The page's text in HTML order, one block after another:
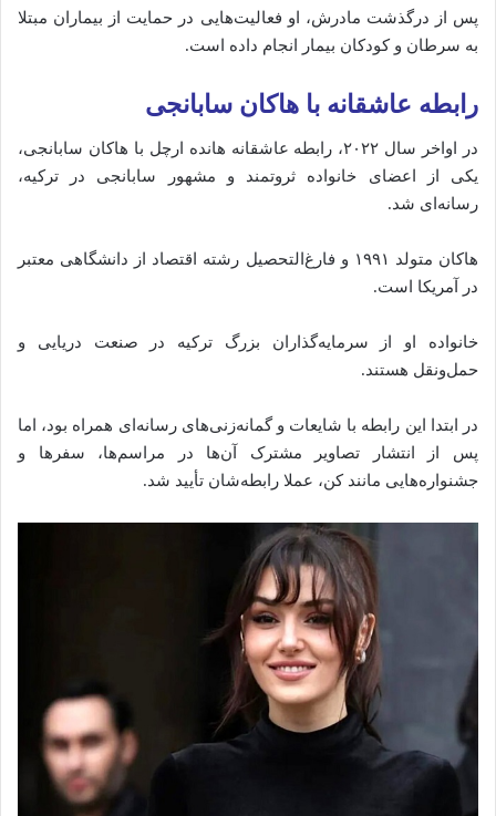
پس از درگذشت مادرش، او فعالیت‌هایی در حمایت از بیماران مبتلا
به سرطان و کودکان بیمار انجام داده است.
رابطه عاشقانه با هاکان سابانجی
در اواخر سال ۲۰۲۲، رابطه عاشقانه هانده ارچل با هاکان سابانجی،
یکی از اعضای خانواده ثروتمند و مشهور سابانجی در ترکیه،
رسانه‌ای شد.
هاکان متولد ۱۹۹۱ و فارغ‌التحصیل رشته اقتصاد از دانشگاهی معتبر
در آمریکا است.
خانواده او از سرمایه‌گذاران بزرگ ترکیه در صنعت دریایی و
حمل‌ونقل هستند.
در ابتدا این رابطه با شایعات و گمانه‌زنی‌های رسانه‌ای همراه بود، اما
پس از انتشار تصاویر مشترک آن‌ها در مراسم‌ها، سفرها و
جشنواره‌هایی مانند کن، عملا رابطه‌شان تأیید شد.